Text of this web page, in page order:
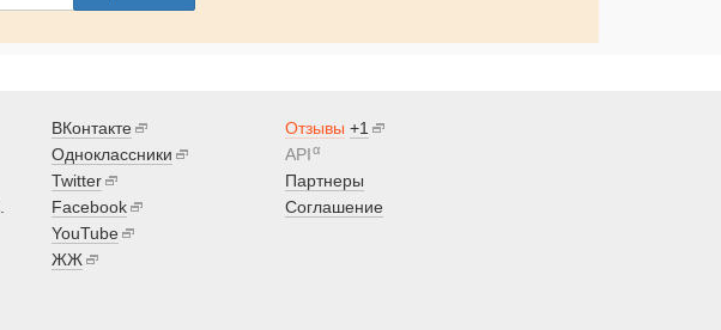
ВКонтакте
Одноклассники
Twitter
Facebook
YouTube
ЖЖ
Отзывы +1
APIα
Партнеры
Соглашение